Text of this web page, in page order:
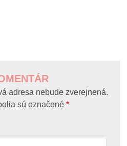
adresa nebude zverejnená.
sú označené*